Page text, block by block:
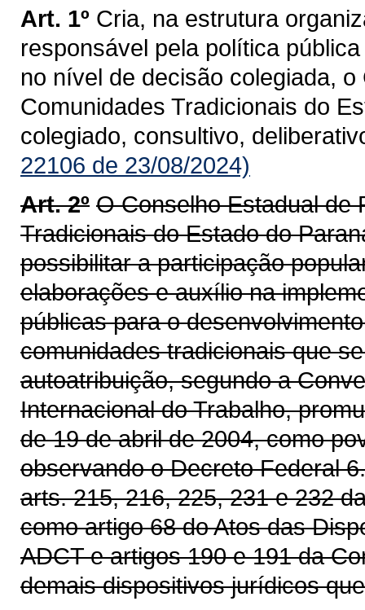
Art. 1º Cria, na estrutura
responsável pela política
no nível de decisão colegiada,
Comunidades Tradicionais do
colegiado, consultivo,
22106 de 23/08/2024)
Art. 2º O Conselho Estadual de
Tradicionais do Estado do
possibilitar a participação
elaborações e auxílio na
públicas para o
comunidades tradicionais que
autoatribuição, segundo a
Internacional do Trabalho,
de 19 de abril de 2004, como
observando o Decreto Federal
arts. 215, 216, 225, 231 e 232
como artigo 68 do Atos das
ADCT e artigos 190 e 191 da
demais dispositivos jurídicos